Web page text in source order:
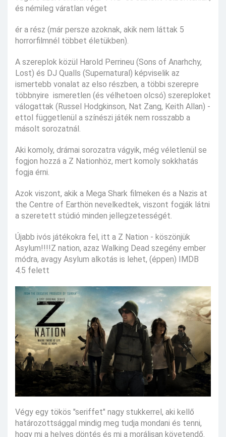
és némileg váratlan véget
ér a rész (már persze azoknak, akik nem láttak 5
horrorfilmnél többet életükben).
A szereplok közül Harold Perrineu (Sons of Anarhchy,
Lost) és DJ Qualls (Supernatural) képviselik az
ismertebb vonalat az elso részben, a többi szerepre
többnyire ismeretlen (és vélhetoen olcsó) szereploket
válogattak (Russel Hodgkinson, Nat Zang, Keith Allan) -
ettol függetlenül a színészi játék nem rosszabb a
másolt sorozatnál.
Aki komoly, drámai sorozatra vágyik, még véletlenül se
fogjon hozzá a Z Nationhöz, mert komoly sokkhatás
fogja érni.
Azok viszont, akik a Mega Shark filmeken és a Nazis at
the Centre of Earthön nevelkedtek, viszont fogják látni
a szeretett stúdió minden jellegzetességét.
Újabb ivós játékokra fel, itt a Z Nation - köszönjük
Asylum!!!!Z nation, azaz Walking Dead szegény ember
módra, avagy Asylum alkotás is lehet, (éppen) IMDB
4.5 felett
Végy egy tökös "seriffet" nagy stukkerrel, aki kellő
határozottsággal mindig meg tudja mondani és tenni,
hogy mi a helyes döntés és mi a morálisan követendő.